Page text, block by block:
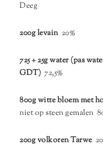
Deeg
200g levain 20%
725 + 25g water (pas
GDT) 72,5%
800g witte bloem met
niet op steen gemalen
200g volkoren Tarwe